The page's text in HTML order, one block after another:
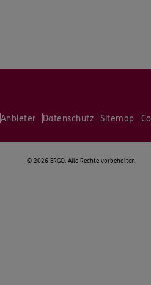
Anbieter Datenschutz Sitemap
© 2026 ERGO. Alle Rechte vorbehalten.